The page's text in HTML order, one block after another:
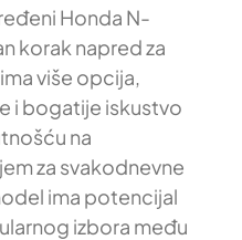
Honda N-
korak napred za
više opcija,
i bogatije iskustvo
na
za svakodnevne
ima potencijal
izbora među